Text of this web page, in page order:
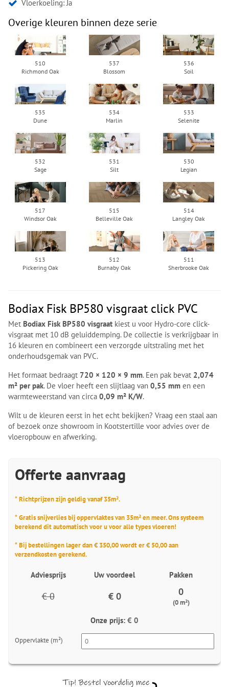
Vloerkoeling: Ja
Overige kleuren binnen deze serie
510
Richmond Oak
537
Blossom
536
Soil
535
Dune
534
Marlin
533
Selenite
532
Sage
531
Silt
530
Legian
517
Windsor Oak
515
Belleville Oak
514
Langley Oak
513
Pickering Oak
512
Burnaby Oak
511
Sherbrooke Oak
Bodiax Fisk BP580 visgraat click PVC
Met Bodiax Fisk BP580 visgraat kiest u voor Hydro-core click-
visgraat met 10 dB geluiddemping. De collectie is verkrijgbaar in
16 kleuren en combineert een verzorgde uitstraling met het
onderhoudsgemak van PVC.
Het formaat bedraagt 720 × 120 × 9 mm. Een pak bevat 2,074
m² per pak. De vloer heeft een slijtlaag van 0,55 mm en een
warmteweerstand van circa 0,09 m² K/W.
Wilt u de kleuren eerst in het echt bekijken? Vraag een staal aan
of bezoek onze showroom in Kootstertille voor advies over de
vloeropbouw en afwerking.
Offerte aanvraag
* Richtprijzen zijn geldig vanaf 35m².
* Gratis snijverlies bij oppervlaktes van 35m² en meer. Ons systeem
berekend dit automatisch voor u voor alle types vloeren!
* Bij bestellingen lager dan € 350,00 wordt er € 50,00 aan
verzendkosten gerekend.
Adviesprijs Uw voordeel Pakken
€ 0 € 0 0
(0 m²)
Onze prijs: € 0
Oppervlakte (m²)